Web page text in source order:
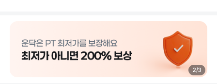
첫째는 본인의 몸상태가 어떤지를 알아야 그 해답을 찾을수 있습
2/3